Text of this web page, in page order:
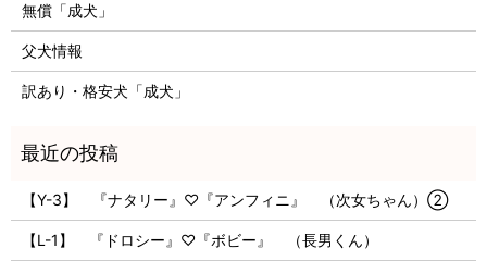
無償「成犬」
父犬情報
訳あり・格安犬「成犬」
【Y-3】 『ナタリー』♡『アンフィニ』 （次女ちゃん）②
【L-1】 『ドロシー』♡『ボビー』 （長男くん）